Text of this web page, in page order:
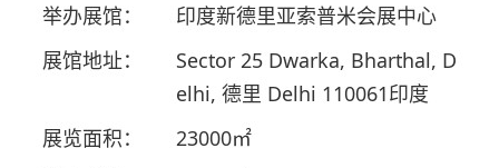
举办展馆：
印度新德里亚索普米会展中心
展馆地址：
Sector 25 Dwarka, Bharthal, D
elhi, 德里 Delhi 110061印度
展览面积：
23000㎡